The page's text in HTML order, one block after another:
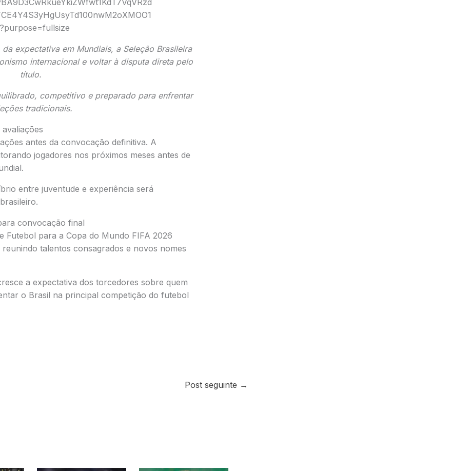
expectativa em Mundiais, a Seleção Brasileira
internacional e voltar à disputa direta pelo
título.
competitivo e preparado para enfrentar
tradicionais.
antes da convocação definitiva. A
jogadores nos próximos meses antes de
entre juventude e experiência será
convocação final
Futebol para a Copa do Mundo FIFA 2026
talentos consagrados e novos nomes
a expectativa dos torcedores sobre quem
o Brasil na principal competição do futebol
Post seguinte →